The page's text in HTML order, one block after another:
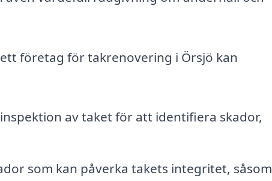
företag för takrenovering i Örsjö kan
av taket för att identifiera skador,
som kan påverka takets integritet, såsom